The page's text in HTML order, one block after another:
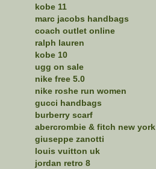
kobe 11
marc jacobs handbags
coach outlet online
ralph lauren
kobe 10
ugg on sale
nike free 5.0
nike roshe run women
gucci handbags
burberry scarf
abercrombie & fitch new york
giuseppe zanotti
louis vuitton uk
jordan retro 8